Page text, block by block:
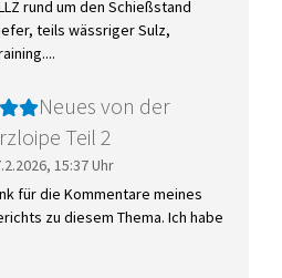
rund um den Schießstand
teils wässriger Sulz,
Neues von der
Teil 2
15:37 Uhr
für die Kommentare meines
zu diesem Thema. Ich habe